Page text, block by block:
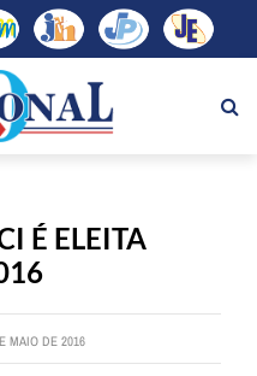
É ELEITA
MAIO DE 2016